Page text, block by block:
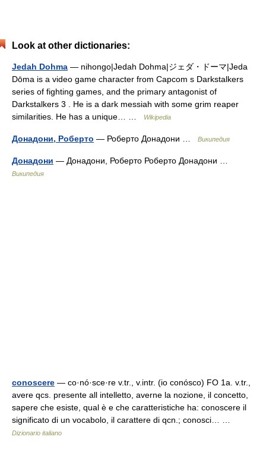
Look at other dictionaries:
Jedah Dohma — nihongo|Jedah Dohma|ジェダ・ドーマ|Jeda
Dōma is a video game character from Capcom s Darkstalkers
series of fighting games, and the primary antagonist of
Darkstalkers 3 . He is a dark messiah with some grim reaper
similarities. He has a unique… …
Wikipedia
Донадони, Роберто — Роберто Донадони … Википедия
Донадони — Донадони, Роберто Роберто Донадони …
Википедия
conoscere — co·nó·sce·re v.tr., v.intr. (io conósco) FO 1a. v.tr.,
avere qcs. presente all intelletto, averne la nozione, il concetto,
sapere che esiste, qual è e che caratteristiche ha: conoscere il
significato di un vocabolo, il carattere di qcn.; conosci… …
Dizionario italiano